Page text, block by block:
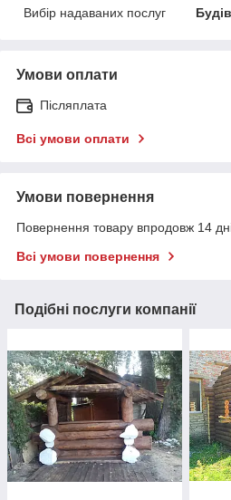
Вибір надаваних послуг
Умови оплати
Післяплата
Всі умови оплати
Умови повернення
Повернення товару впродовж 14
Всі умови повернення
Подібні послуги компанії